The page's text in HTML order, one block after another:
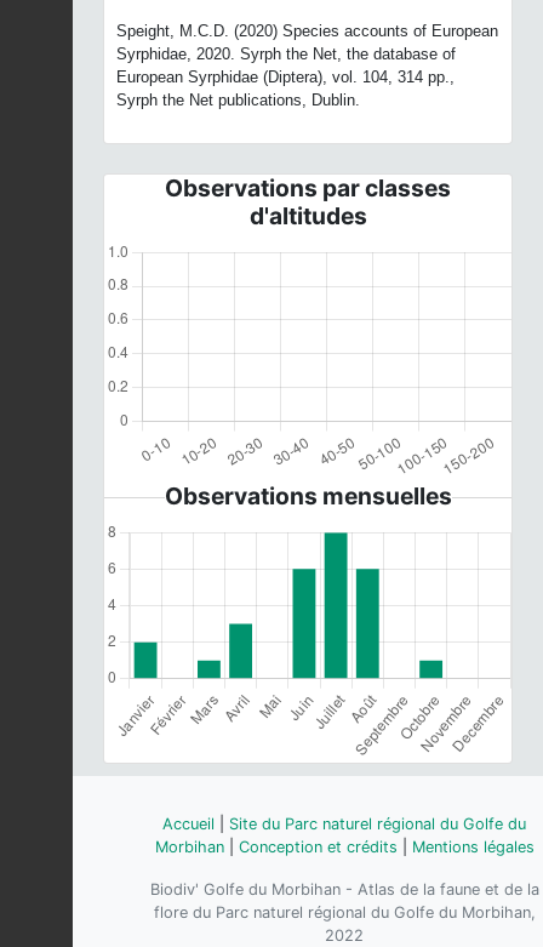
Speight, M.C.D. (2020) Species accounts of European
Syrphidae, 2020. Syrph the Net, the database of
European Syrphidae (Diptera), vol. 104, 314 pp.,
Syrph the Net publications, Dublin.
Observations par classes
d'altitudes
Observations mensuelles
Accueil
Site du Parc naturel régional du Golfe du
Morbihan| Conception et crédits Mentions légales
Biodiv' Golfe du Morbihan - Atlas de la faune et de la
flore du Parc naturel régional du Golfe du Morbihan,
2022